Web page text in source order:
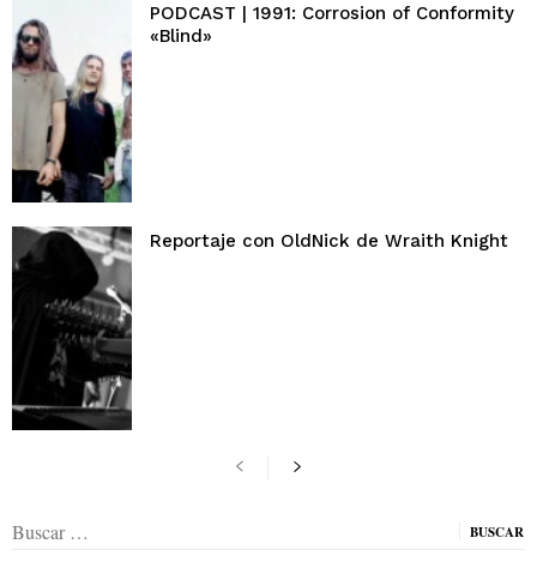
PODCAST | 1991: Corrosion of Conformity
«Blind»
Reportaje con OldNick de Wraith Knight
Buscar: